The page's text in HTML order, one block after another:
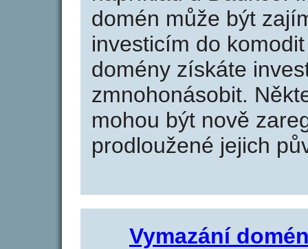
domén může být
investicím do
domény získáte
zmnohonásobit.
mohou být nově
prodloužené jejich
Vymazání